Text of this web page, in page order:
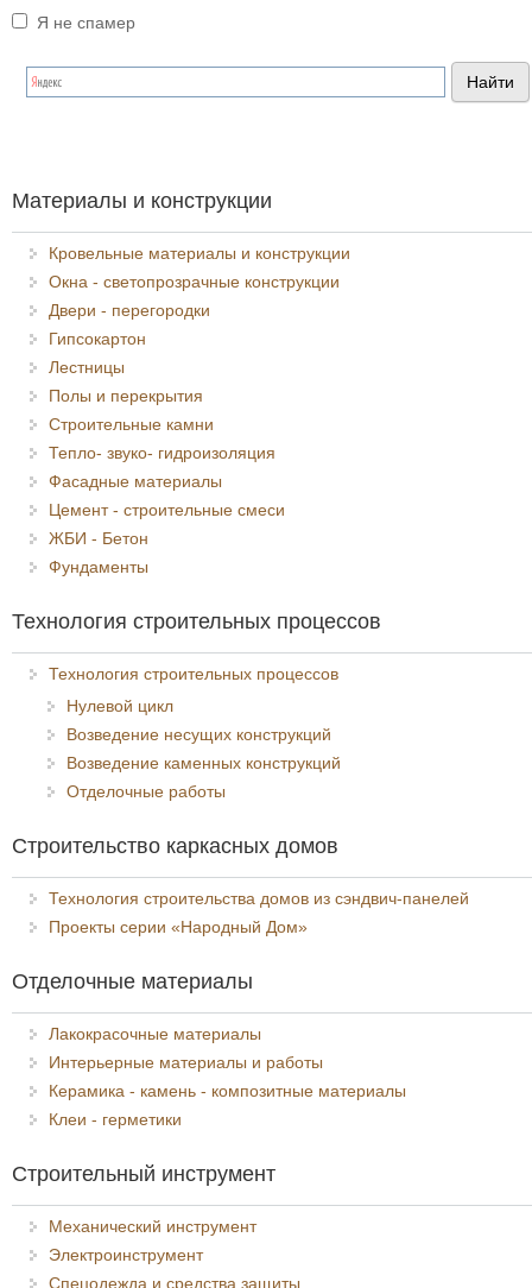
Я не спамер
Я спамер
Материалы и конструкции
Кровельные материалы и конструкции
Окна - светопрозрачные конструкции
Двери - перегородки
Гипсокартон
Лестницы
Полы и перекрытия
Строительные камни
Тепло- звуко- гидроизоляция
Фасадные материалы
Цемент - строительные смеси
ЖБИ - Бетон
Фундаменты
Технология строительных процессов
Технология строительных процессов
Нулевой цикл
Возведение несущих конструкций
Возведение каменных конструкций
Отделочные работы
Строительство каркасных домов
Технология строительства домов из сэндвич-панелей
Проекты серии «Народный Дом»
Отделочные материалы
Лакокрасочные материалы
Интерьерные материалы и работы
Керамика - камень - композитные материалы
Клеи - герметики
Строительный инструмент
Механический инструмент
Электроинструмент
Спецодежда и средства защиты